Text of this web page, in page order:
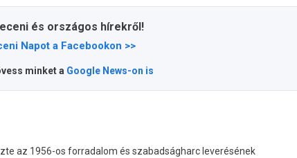
és országos hírekről!
Napot a Facebookon >>
minket a Google News-on is
az 1956-os forradalom és szabadságharc leverésének